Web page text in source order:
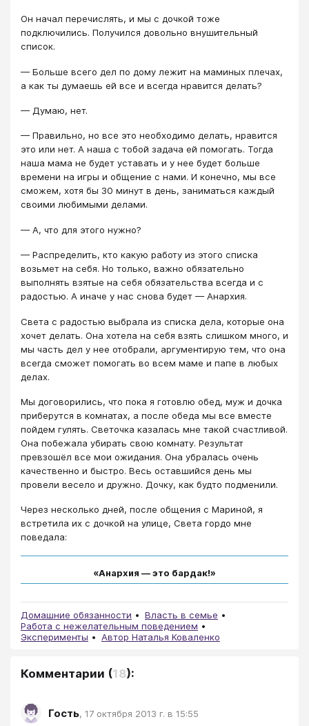
Он начал перечислять, и мы с дочкой тоже
подключились. Получился довольно внушительный
список.
— Больше всего дел по дому лежит на маминых плечах,
а как ты думаешь ей все и всегда нравится делать?
— Думаю, нет.
— Правильно, но все это необходимо делать, нравится
это или нет. А наша с тобой задача ей помогать. Тогда
наша мама не будет уставать и у нее будет больше
времени на игры и общение с нами. И конечно, мы все
сможем, хотя бы 30 минут в день, заниматься каждый
своими любимыми делами.
— А, что для этого нужно?
— Распределить, кто какую работу из этого списка
возьмет на себя. Но только, важно обязательно
выполнять взятые на себя обязательства всегда и с
радостью. А иначе у нас снова будет — Анархия.
Света с радостью выбрала из списка дела, которые она
хочет делать. Она хотела на себя взять слишком много, и
мы часть дел у нее отобрали, аргументирую тем, что она
всегда сможет помогать во всем маме и папе в любых
делах.
Мы договорились, что пока я готовлю обед, муж и дочка
приберутся в комнатах, а после обеда мы все вместе
пойдем гулять. Светочка казалась мне такой счастливой.
Она побежала убирать свою комнату. Результат
превзошёл все мои ожидания. Она убралась очень
качественно и быстро. Весь оставшийся день мы
провели весело и дружно. Дочку, как будто подменили.
Через несколько дней, после общения с Мариной, я
встретила их с дочкой на улице, Света гордо мне
поведала:
«Анархия — это бардак!»
Домашние обязанности
Власть в семье
Работа с нежелательным поведением
Эксперименты
Автор Наталья Коваленко
Комментарии (18):
Гость, 17 октября 2013 г. в 15:55